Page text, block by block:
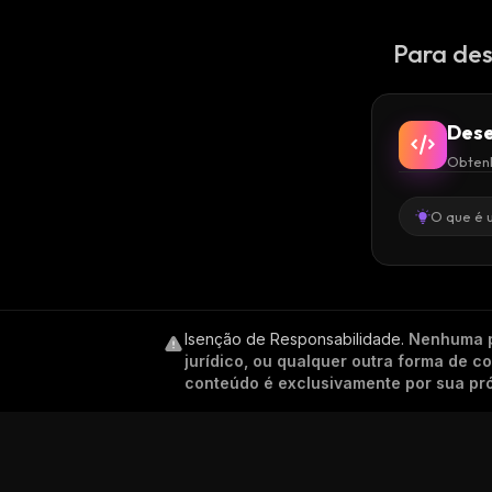
Para
O que é
Isenção de Responsabilidade. Nenhuma
jurídico, ou qualquer outra forma de
conteúdo é exclusivamente por sua